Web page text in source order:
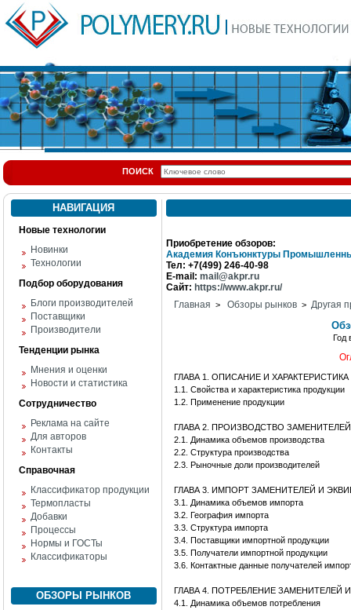
ПОИСК
НАВИГАЦИЯ
Новые технологии
Новинки
Технологии
Подбор оборудования
Блоги производителей
Поставщики
Производители
Тенденции рынка
Мнения и оценки
Новости и статистика
Сотрудничество
Реклама на сайте
Для авторов
Контакты
Справочная
Классификатор продукции
Термопласты
Добавки
Процессы
Нормы и ГОСТы
Классификаторы
ОБЗОРЫ РЫНКОВ
Приобретение обзоров:
Академия Конъюнктуры
Тел: +7(499) 246-40-98
E-mail: mail@akpr.ru
Сайт: https://www.akpr.ru/
Главная > Обзоры рынков > Другая
Год
ГЛАВА 1. ОПИСАНИЕ И
1.1. Свойства и характеристика продукции
1.2. Применение продукции
ГЛАВА 2. ПРОИЗВОДСТВО
2.1. Динамика объемов производства
2.2. Структура производства
2.3. Рыночные доли производителей
ГЛАВА 3. ИМПОРТ ЗАМЕНИТЕЛЕЙ И
3.1. Динамика объемов импорта
3.2. География импорта
3.3. Структура импорта
3.4. Поставщики импортной продукции
3.5. Получатели импортной продукции
3.6. Контактные данные получателей
ГЛАВА 4. ПОТРЕБЛЕНИЕ ЗАМЕНИТЕЛЕЙ
4.1. Динамика объемов потребления